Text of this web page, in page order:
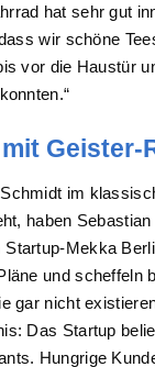
hat sehr gut
wir schöne
vor die Haustür
Geister-
im
haben
Startup-Mekka
und scheffeln
gar nicht
Das Startup
Hungrige